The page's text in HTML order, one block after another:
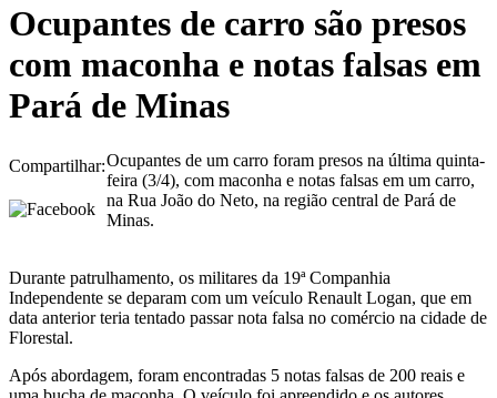
Ocupantes de carro são presos
com maconha e notas falsas em
Pará de Minas
Compartilhar:Ocupantes de um carro foram presos na última quinta-
feira (3/4), com maconha e notas falsas em um carro,
na Rua João do Neto, na região central de Pará de
Minas.
Durante patrulhamento, os militares da 19ª Companhia
Independente se deparam com um veículo Renault Logan, que em
data anterior teria tentado passar nota falsa no comércio na cidade de
Florestal.
Após abordagem, foram encontradas 5 notas falsas de 200 reais e